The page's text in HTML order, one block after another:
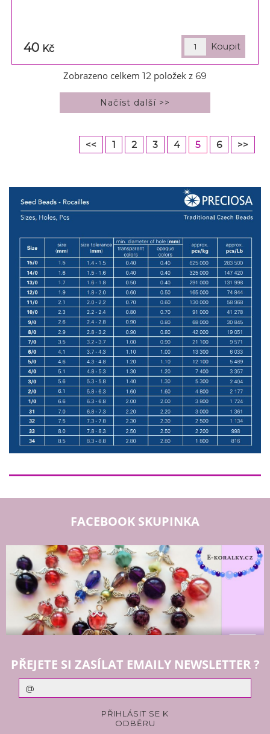
40 Kč
Zobrazeno celkem 12 položek z 69
<< 1 2 3 4 5 6 >>
FACEBOOK SKUPINKA
PŘEJETE SI ZASÍLAT EMAILY NEWSLETTER ?